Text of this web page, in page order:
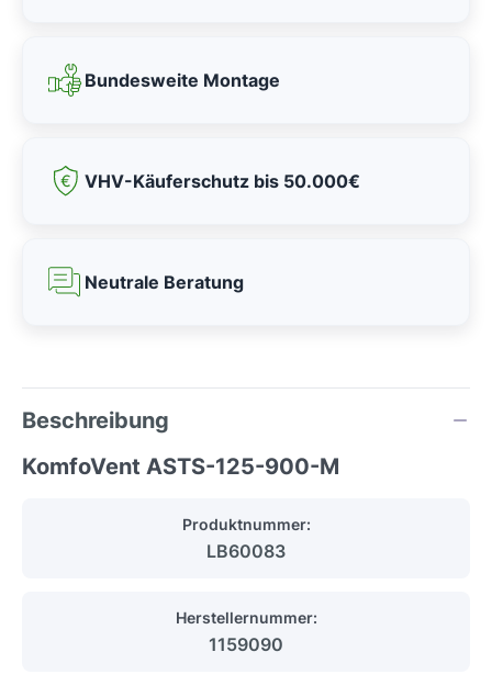
Bundesweite Montage
VHV-Käuferschutz bis 50.000€
Neutrale Beratung
Beschreibung
KomfoVent ASTS-125-900-M
Produktnummer:
LB60083
Herstellernummer:
1159090